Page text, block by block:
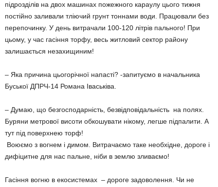
підрозділів на двох машинах пожежного караулу цього тижня
постійно заливали тліючий грунт тоннами води. Працювали без
перепочинку. У день витрачали 100-120 літрів пального! При
цьому, у час гасіння торфу, весь житловий сектор району
залишається незахищиним!
– Яка причина цьогорічної напасті? -запитуємо в начальника
Буської ДПРЧ-14 Романа Іваськіва.
– Думаю, що безгосподарність, безвідповідальність на полях.
Буряни метрової висоти обкошувати нікому, легше підпалити. А
тут під поверхнею торф!
Воюємо з вогнем і димом. Витрачаємо таке необхідне, дороге і
дифіцитне для нас пальне, ніби в землю зливаємо!
Гасіння вогню в екосистемах – дороге задоволення. Чи не